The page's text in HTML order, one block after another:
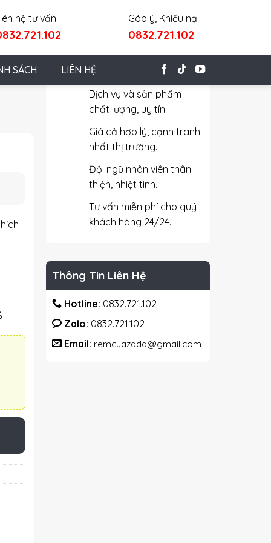
hệ tư vấn Góp ý, Khiếu nại
0832.721.102
SÁCH LIÊN HỆ
Cam Kết Với Khách Hàng
Dịch vụ và sản phẩm
chất lượng, uy tín.
Giá cả hợp lý, cạnh tranh
nhất thị trường.
Đội ngũ nhân viên thân
thiện, nhiệt tình.
Tư vấn miễn phí cho quý
khách hàng 24/24.
Thông Tin Liên Hệ
Hotline: 0832.721.102
Zalo: 0832.721.102
Email: remcuazada@gmail.com